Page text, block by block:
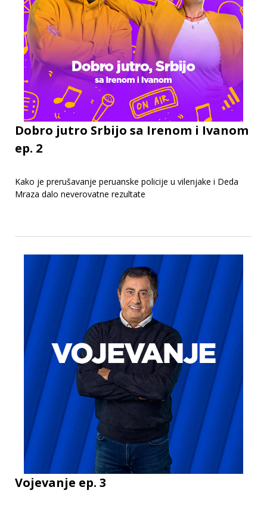
Dobro jutro Srbijo sa Irenom i Ivanom
ep. 2
Kako je prerušavanje peruanske policije u vilenjake i Deda
Mraza dalo neverovatne rezultate
Vojevanje ep. 3